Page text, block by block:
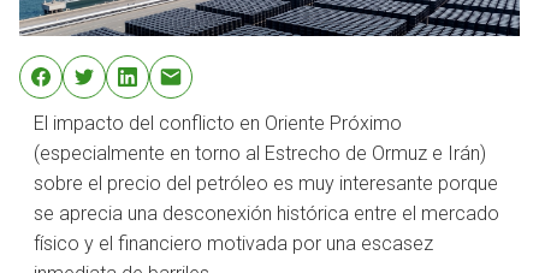
El impacto del conflicto en Oriente Próximo
(especialmente en torno al Estrecho de Ormuz e Irán)
sobre el precio del petróleo es muy interesante porque
se aprecia una desconexión histórica entre el mercado
físico y el financiero motivada por una escasez